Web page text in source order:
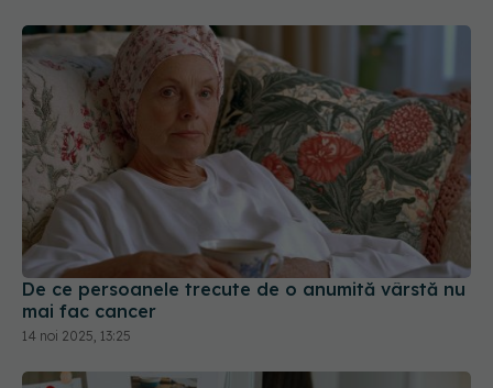
De ce persoanele trecute de o anumită vârstă nu
mai fac cancer
14 noi 2025, 13:25